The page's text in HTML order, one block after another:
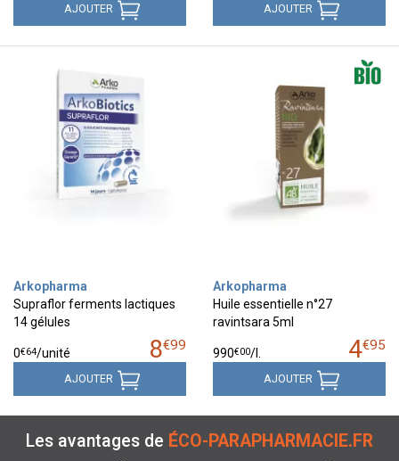
AJOUTER AJOUTER
Arkopharma
Supraflor ferments lactiques
14 gélules
8€99
0€64/unité
AJOUTER
Arkopharma
Huile essentielle n°27
ravintsara 5ml
4€95
990€00/
AJOUTER
Les avantages de ÉCO-PARAPHARMACIE.FR